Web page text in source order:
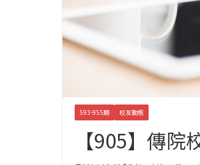
593-955期 校友動態
【905】傳